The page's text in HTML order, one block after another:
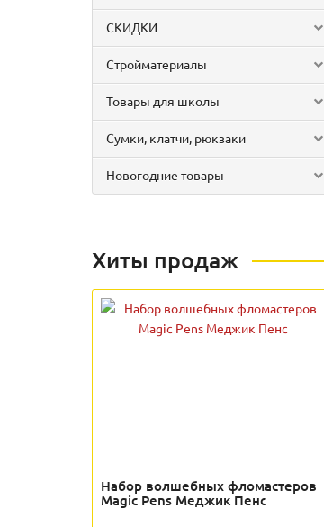
СКИДКИ
Стройматериалы
Товары для школы
Сумки, клатчи, рюкзаки
Новогодние товары
Хиты продаж
Набор волшебных фломастеров
Magic Pens Меджик Пенс